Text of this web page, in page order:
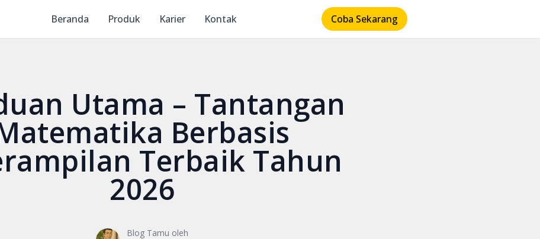
Beranda Produk Karier Kontak Coba Sekarang
Utama – Tantangan
Berbasis
Terbaik Tahun
2026
Blog Tamu oleh